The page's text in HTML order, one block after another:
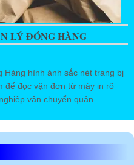
LÝ ĐÓNG HÀNG
Hàng hình ảnh sắc nét trang bị
để đọc vận đơn từ máy in rõ
vận chuyển quản...